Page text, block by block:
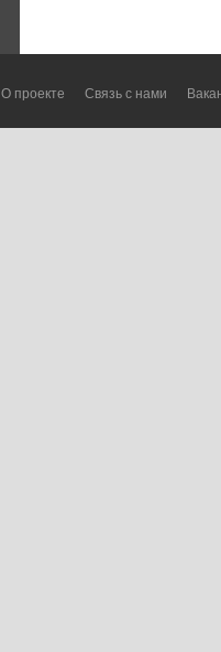
О проекте Связь с нами